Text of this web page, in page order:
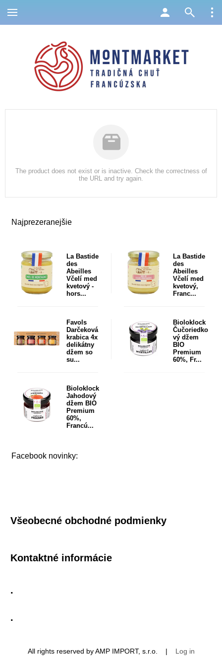
Najprezeranejšie
La Bastide
des
Abeilles
Včelí med
kvetový -
hors...
La Bastide
des
Abeilles
Včelí med
kvetový,
Franc...
Favols
Darčeková
krabica 4x
delikátny
džem so
su...
Bioloklock
Čučoriedko
vý džem
BIO
Premium
60%, Fr...
Bioloklock
Jahodový
džem BIO
Premium
60%,
Francú...
Facebook novinky:
The product does not exist or is inactive. Check the correctness of
the URL and try again.
Všeobecné obchodné podmienky
Kontaktné informácie
.
.
All rights reserved by AMP IMPORT, s.r.o. | Log in